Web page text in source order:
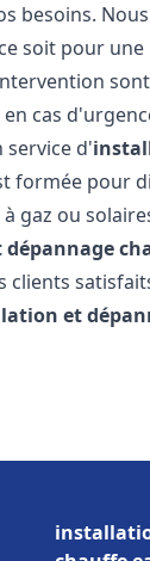
besoins.
soit pour
cas
d'
formée pour
gaz ou
clients
et